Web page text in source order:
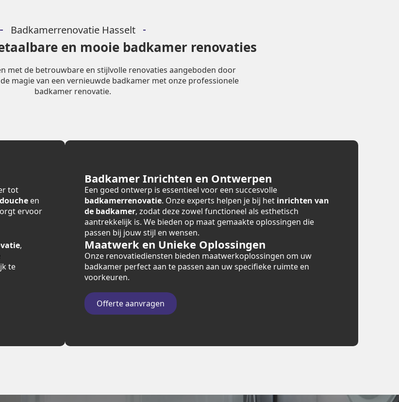
Badkamerrenovatie Hasselt
en mooie badkamer renovaties
met de betrouwbare en stijlvolle renovaties aangeboden door
magie van een vernieuwde badkamer met onze professionele
badkamer renovatie.
tot
douche en
ervoor
,
te
Badkamer Inrichten en Ontwerpen
Een goed ontwerp is essentieel voor een succesvolle
badkamerrenovatie. Onze experts helpen je bij het inrichten van
de badkamer, zodat deze zowel functioneel als esthetisch
aantrekkelijk is. We bieden op maat gemaakte oplossingen die
passen bij jouw stijl en wensen.
Maatwerk en Unieke Oplossingen
Onze renovatiediensten bieden maatwerkoplossingen om uw
badkamer perfect aan te passen aan uw specifieke ruimte en
voorkeuren.
Offerte aanvragen